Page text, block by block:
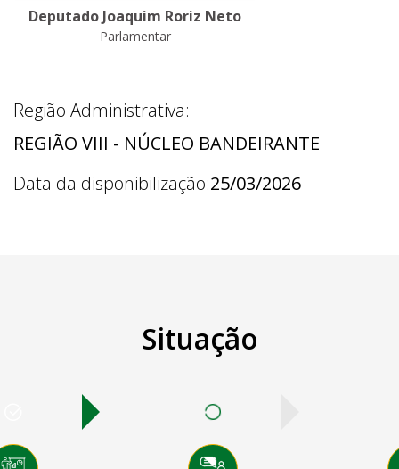
Deputado Joaquim Roriz Neto
Parlamentar
Região Administrativa:
REGIÃO VIII - NÚCLEO BANDEIRANTE
Data da disponibilização:25/03/2026
Situação